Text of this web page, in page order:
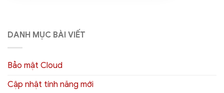
DANH MỤC BÀI VIẾT
Bảo mật Cloud
Cập nhật tính năng mới